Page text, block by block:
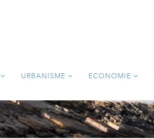
URBANISME ECONOMIE